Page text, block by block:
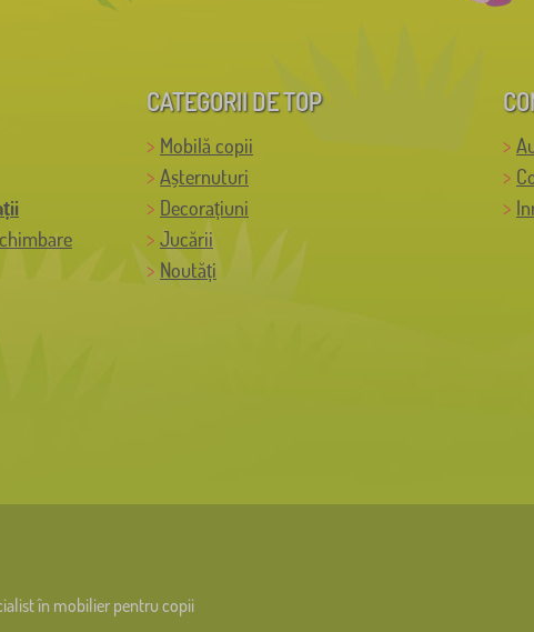
CATEGORII DE TOP
Mobilă copii
Așternuturi
Decorațiuni
Jucării
Noutăți
în mobilier pentru copii